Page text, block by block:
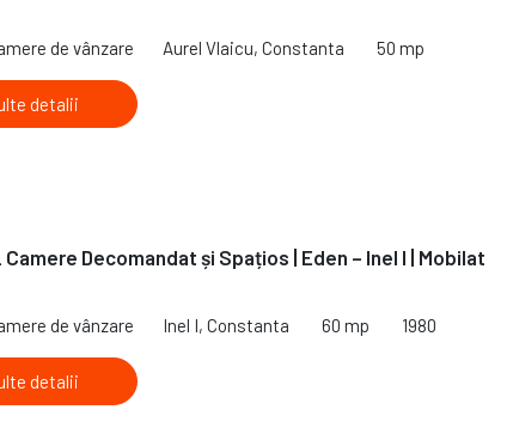
de vânzare Aurel Vlaicu, Constanta 50 mp
detalii
Decomandat și Spațios | Eden – Inel I | Mobilat
de vânzare Inel I, Constanta 60 mp 1980
detalii